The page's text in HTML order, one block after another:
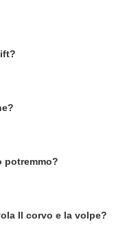
potremmo?
Il corvo e la volpe?